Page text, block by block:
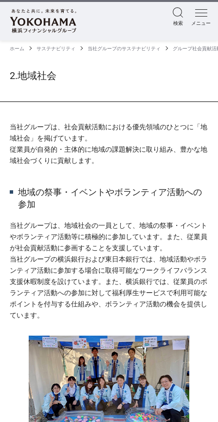
検索 メニュー
ホーム サステナビリティ 当社グループのサステナビリティ グループ社会貢献活
2.地域社会
当社グループは、社会貢献活動における優先領域のひとつに「地
域社会」を掲げています。
従業員が自発的・主体的に地域の課題解決に取り組み、豊かな地
域社会づくりに貢献します。
地域の祭事・イベントやボランティア活動への
参加
当社グループは、地域社会の一員として、地域の祭事・イベント
やボランティア活動等に積極的に参加しています。また、従業員
が社会貢献活動に参画することを支援しています。
当社グループの横浜銀行および東日本銀行では、地域活動やボラ
ンティア活動に参加する場合に取得可能なワークライフバランス
支援休暇制度を設けています。また、横浜銀行では、従業員のボ
ランティア活動への参加に対して福利厚生サービスで利用可能な
ポイントを付与する仕組みや、ボランティア活動の機会を提供し
ています。